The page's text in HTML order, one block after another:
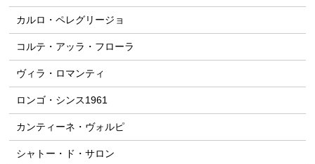
カルロ・ペレグリージョ
コルテ・アッラ・フローラ
ヴィラ・ロマンティ
ロンゴ・シンス1961
カンティーネ・ヴォルピ
シャトー・ド・サロン